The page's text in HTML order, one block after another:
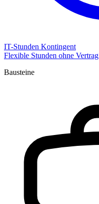
IT-Stunden Kontingent
Flexible Stunden ohne Vertrag
Bausteine